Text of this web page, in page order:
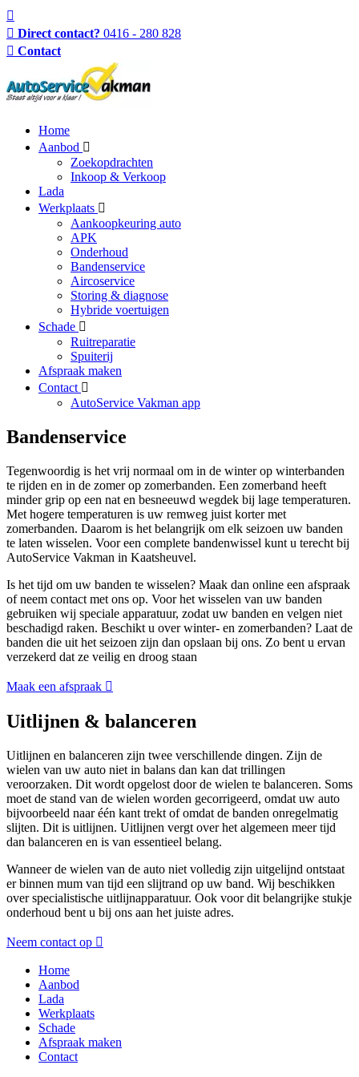
Direct contact? 0416 - 280 828
Contact
Home
Aanbod
Zoekopdrachten
Inkoop & Verkoop
Lada
Werkplaats
Aankoopkeuring auto
APK
Onderhoud
Bandenservice
Aircoservice
Storing & diagnose
Hybride voertuigen
Schade
Ruitreparatie
Spuiterij
Afspraak maken
Contact
AutoService Vakman app
Bandenservice
Tegenwoordig is het vrij normaal om in de winter op winterbanden
te rijden en in de zomer op zomerbanden. Een zomerband heeft
minder grip op een nat en besneeuwd wegdek bij lage temperaturen.
Met hogere temperaturen is uw remweg juist korter met
zomerbanden. Daarom is het belangrijk om elk seizoen uw banden
te laten wisselen. Voor een complete bandenwissel kunt u terecht bij
AutoService Vakman in Kaatsheuvel.
Is het tijd om uw banden te wisselen? Maak dan online een afspraak
of neem contact met ons op. Voor het wisselen van uw banden
gebruiken wij speciale apparatuur, zodat uw banden en velgen niet
beschadigd raken. Beschikt u over winter- en zomerbanden? Laat de
banden die uit het seizoen zijn dan opslaan bij ons. Zo bent u ervan
verzekerd dat ze veilig en droog staan
Maak een afspraak
Uitlijnen & balanceren
Uitlijnen en balanceren zijn twee verschillende dingen. Zijn de
wielen van uw auto niet in balans dan kan dat trillingen
veroorzaken. Dit wordt opgelost door de wielen te balanceren. Soms
moet de stand van de wielen worden gecorrigeerd, omdat uw auto
bijvoorbeeld naar één kant trekt of omdat de banden onregelmatig
slijten. Dit is uitlijnen. Uitlijnen vergt over het algemeen meer tijd
dan balanceren en is van essentieel belang.
Wanneer de wielen van de auto niet volledig zijn uitgelijnd ontstaat
er binnen mum van tijd een slijtrand op uw band. Wij beschikken
over specialistische uitlijnapparatuur. Ook voor dit belangrijke stukje
onderhoud bent u bij ons aan het juiste adres.
Neem contact op
Home
Aanbod
Lada
Werkplaats
Schade
Afspraak maken
Contact